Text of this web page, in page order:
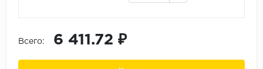
Всего: 6 411.72 ₽